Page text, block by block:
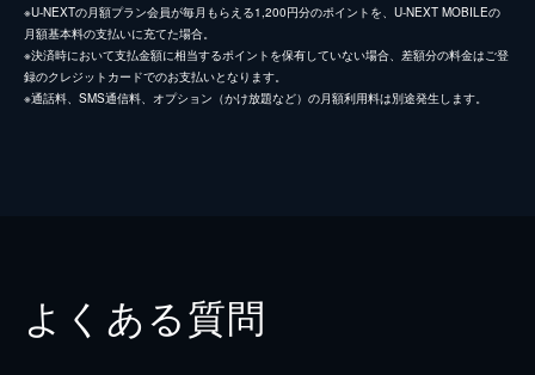
※U-NEXTの月額プラン会員が毎月もらえる1,200円分のポイントを、U-NEXT MOBILEの
月額基本料の支払いに充てた場合。
※決済時において支払金額に相当するポイントを保有していない場合、差額分の料金はご登
録のクレジットカードでのお支払いとなります。
※通話料、SMS通信料、オプション（かけ放題など）の月額利用料は別途発生します。
よくある質問